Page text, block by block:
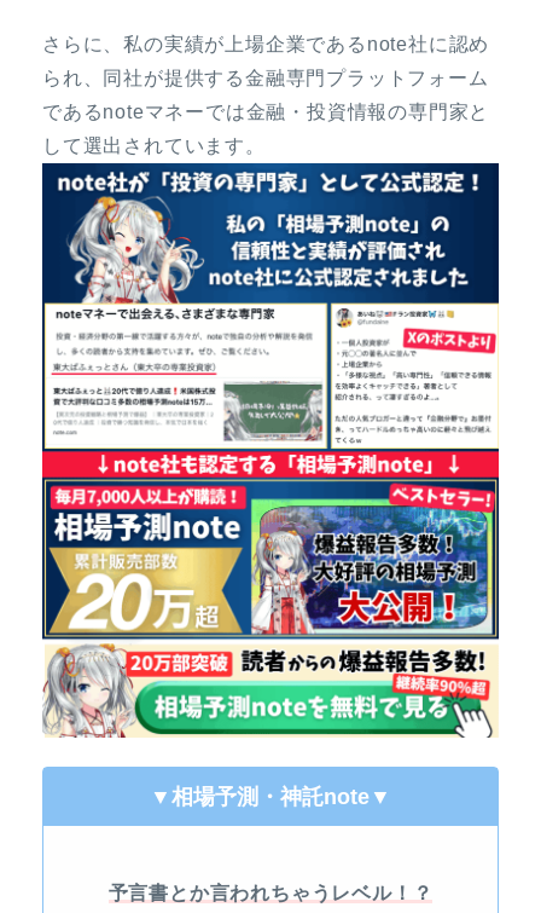
さらに、私の実績が上場企業であるnote社に認め
られ、同社が提供する金融専門プラットフォーム
であるnoteマネーでは金融・投資情報の専門家と
して選出されています。
▼相場予測・神託note ▼
予言書とか言われちゃうレベル！？